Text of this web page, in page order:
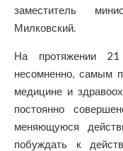
заместитель
Милковский.
На протяжении 21
несомненно, самым
медицине и
постоянно
меняющуюся
побуждать к